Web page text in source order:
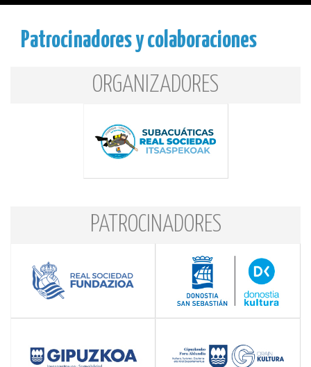
Patrocinadores y colaboraciones
ORGANIZADORES
PATROCINADORES